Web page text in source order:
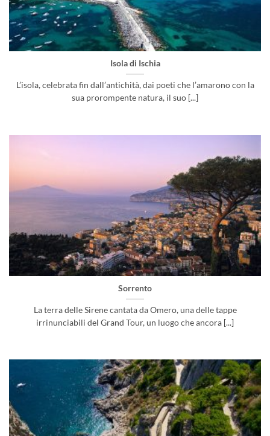
Isola di Ischia
L’isola, celebrata fin dall’antichità, dai poeti che l’amarono con la
sua prorompente natura, il suo [...]
Sorrento
La terra delle Sirene cantata da Omero, una delle tappe
irrinunciabili del Grand Tour, un luogo che ancora [...]